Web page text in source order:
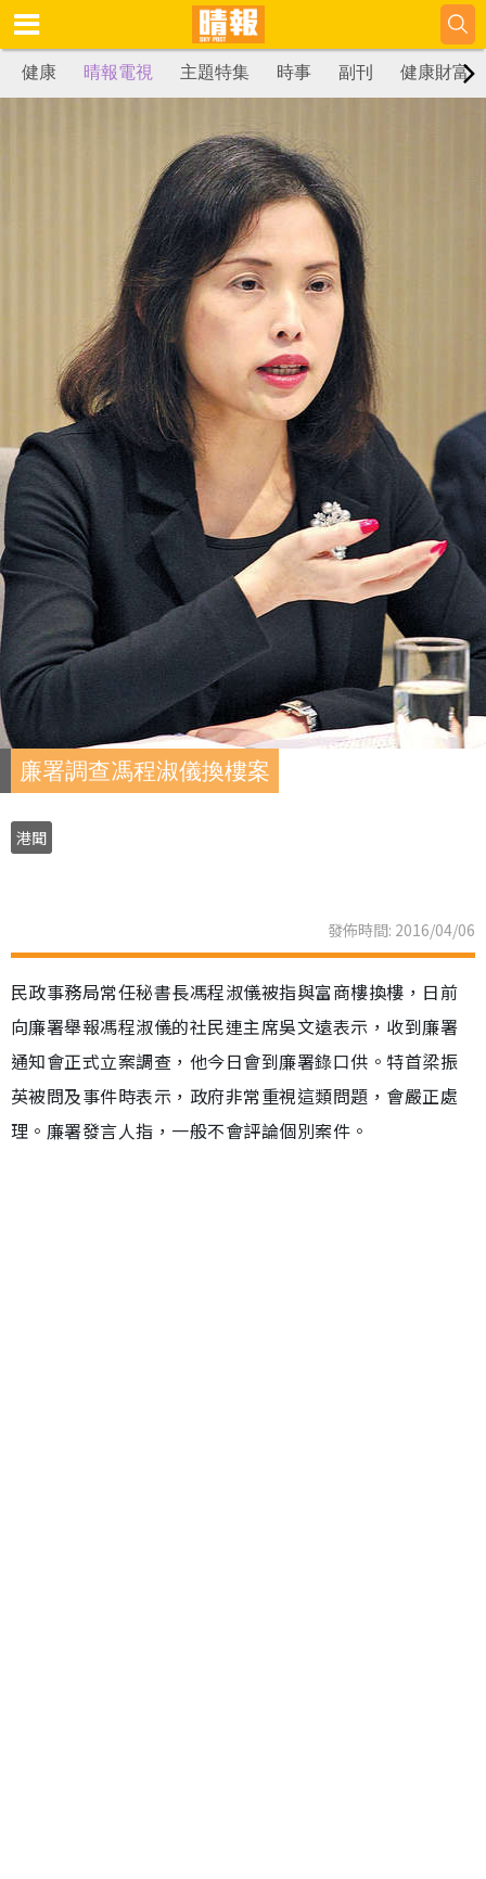
健康 晴報電視 主題特集 時事 副刊 健康財富
廉署調查馮程淑儀換樓案
港聞
發佈時間: 2016/04/06
民政事務局常任秘書長馮程淑儀被指與富商樓換樓，日前
向廉署舉報馮程淑儀的社民連主席吳文遠表示，收到廉署
通知會正式立案調查，他今日會到廉署錄口供。特首梁振
英被問及事件時表示，政府非常重視這類問題，會嚴正處
理。廉署發言人指，一般不會評論個別案件。